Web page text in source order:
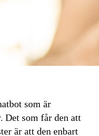
som är
Det som får den att
är att den enbart